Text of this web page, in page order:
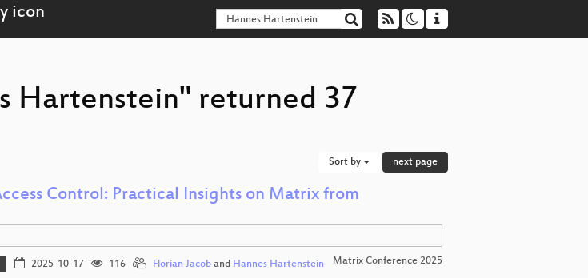
Hartenstein" returned 37
Sort by next page
Control: Practical Insights on Matrix from
2025-10-17 116 Florian Jacoband Hannes Hartenstein Matrix Conference 2025